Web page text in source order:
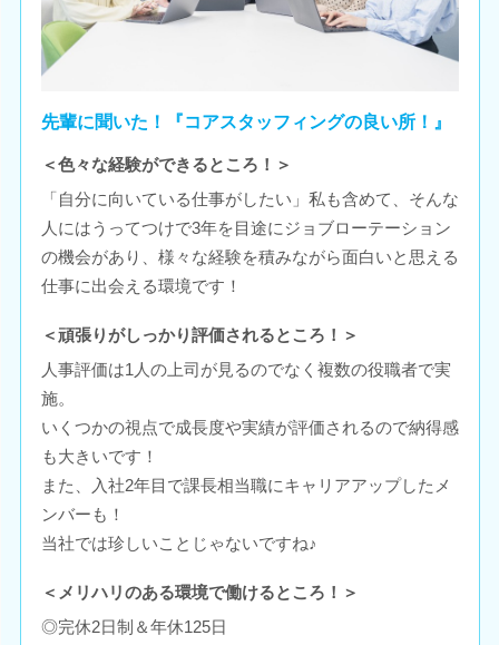
先輩に聞いた！『コアスタッフィングの良い所！』
＜色々な経験ができるところ！＞
「自分に向いている仕事がしたい」私も含めて、そんな
人にはうってつけで3年を目途にジョブローテーション
の機会があり、様々な経験を積みながら面白いと思える
仕事に出会える環境です！
＜頑張りがしっかり評価されるところ！＞
人事評価は1人の上司が見るのでなく複数の役職者で実
施。
いくつかの視点で成長度や実績が評価されるので納得感
も大きいです！
また、入社2年目で課長相当職にキャリアアップしたメ
ンバーも！
当社では珍しいことじゃないですね♪
＜メリハリのある環境で働けるところ！＞
◎完休2日制＆年休125日